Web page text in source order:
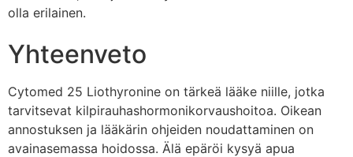
olla erilainen.
Yhteenveto
Cytomed 25 Liothyronine on tärkeä lääke niille, jotka
tarvitsevat kilpirauhashormonikorvaushoitoa. Oikean
annostuksen ja lääkärin ohjeiden noudattaminen on
avainasemassa hoidossa. Älä epäröi kysyä apua